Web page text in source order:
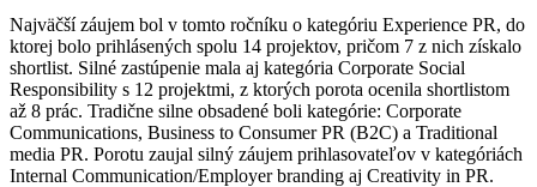
Najväčší záujem bol v tomto ročníku o kategóriu Experience PR, do
ktorej bolo prihlásených spolu 14 projektov, pričom 7 z nich získalo
shortlist. Silné zastúpenie mala aj kategória Corporate Social
Responsibility s 12 projektmi, z ktorých porota ocenila shortlistom
až 8 prác. Tradične silne obsadené boli kategórie: Corporate
Communications, Business to Consumer PR (B2C) a Traditional
media PR. Porotu zaujal silný záujem prihlasovateľov v kategóriách
Internal Communication/Employer branding aj Creativity in PR.